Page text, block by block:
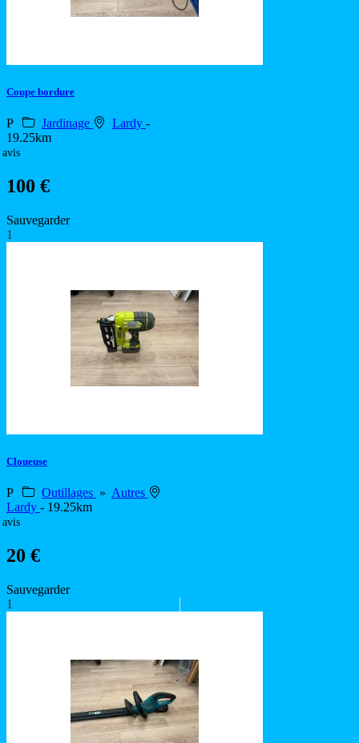
Coupe bordure
P Jardinage Lardy -
19.25km
avis
100 €
Sauvegarder
1
Cloueuse
P Outillages » Autres
Lardy - 19.25km
avis
20 €
Sauvegarder
1